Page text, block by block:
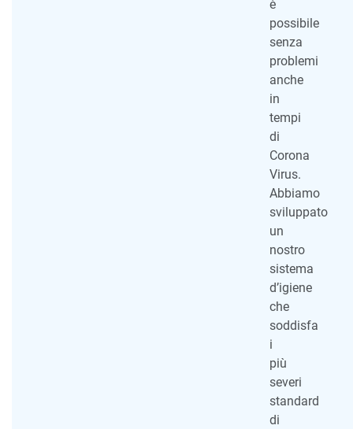
è
possibile
senza
problemi
anche
in
tempi
di
Corona
Virus.
Abbiamo
sviluppato
un
nostro
sistema
d’igiene
che
soddisfa
i
più
severi
standard
di